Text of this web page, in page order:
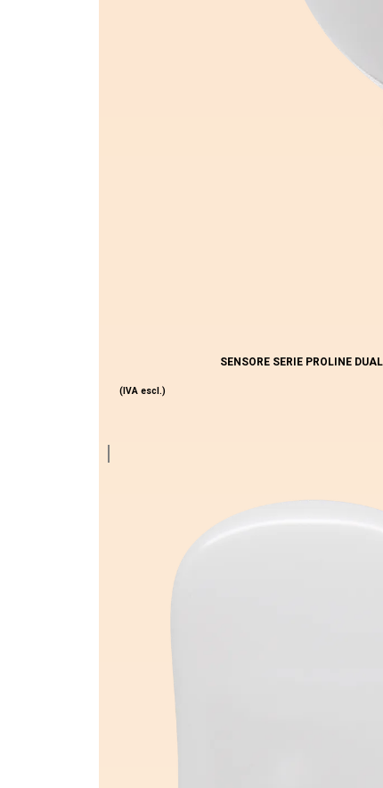
SENSORE SERIE PROLINE
(IVA escl.)